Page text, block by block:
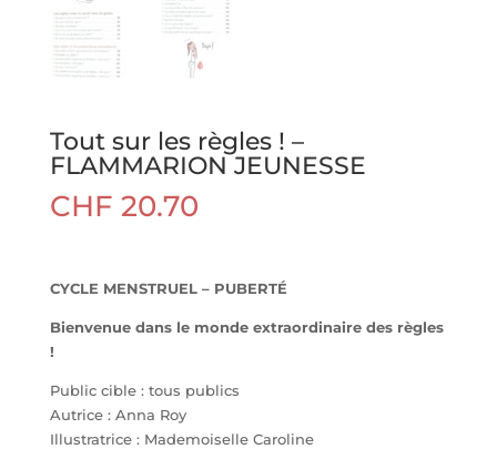
Tout sur les règles ! –
FLAMMARION JEUNESSE
CHF 20.70
CYCLE MENSTRUEL – PUBERTÉ
Bienvenue dans le monde extraordinaire des règles
!
Public cible : tous publics
Autrice : Anna Roy
Illustratrice : Mademoiselle Caroline